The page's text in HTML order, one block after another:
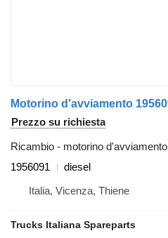
Prezzo su richiesta
Ricambio - motorino d'avviamento
1956091
diesel
Italia, Vicenza, Thiene
Trucks Italiana Spareparts